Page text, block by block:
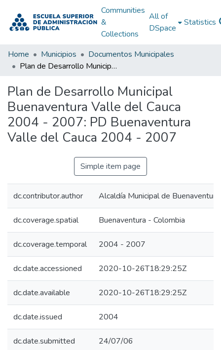
Communities
&
Collections
All of
DSpace
Statistics
Home Municipios
Documentos Municipales
Plan de Desarrollo Municipal Buenaventura Valle del Cauca 2004 - 2007: PD Buenaventura Valle del Cauca 2004 - 2007
Plan de Desarrollo Municipal
Buenaventura Valle del Cauca
2004 - 2007: PD Buenaventura
Valle del Cauca 2004 - 2007
Simple item page
dc.contributor.author Alcaldía Municipal de
dc.coverage.spatial Buenaventura - Colombia
dc.coverage.temporal 2004 - 2007
dc.date.accessioned 2020-10-26T18:29:25Z
dc.date.available 2020-10-26T18:29:25Z
dc.date.issued 2004
dc.date.submitted 24/07/06